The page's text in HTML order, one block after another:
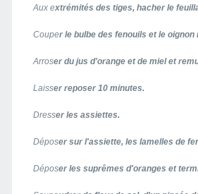
Aux extrémités des tiges, hacher le
Couper le bulbe des fenouils et le
Arroser du jus d'orange et de miel et
Laisser reposer 10 minutes.
Dresser les assiettes.
Déposer sur l'assiette, les lamelles de
Déposer les suprêmes d'oranges et